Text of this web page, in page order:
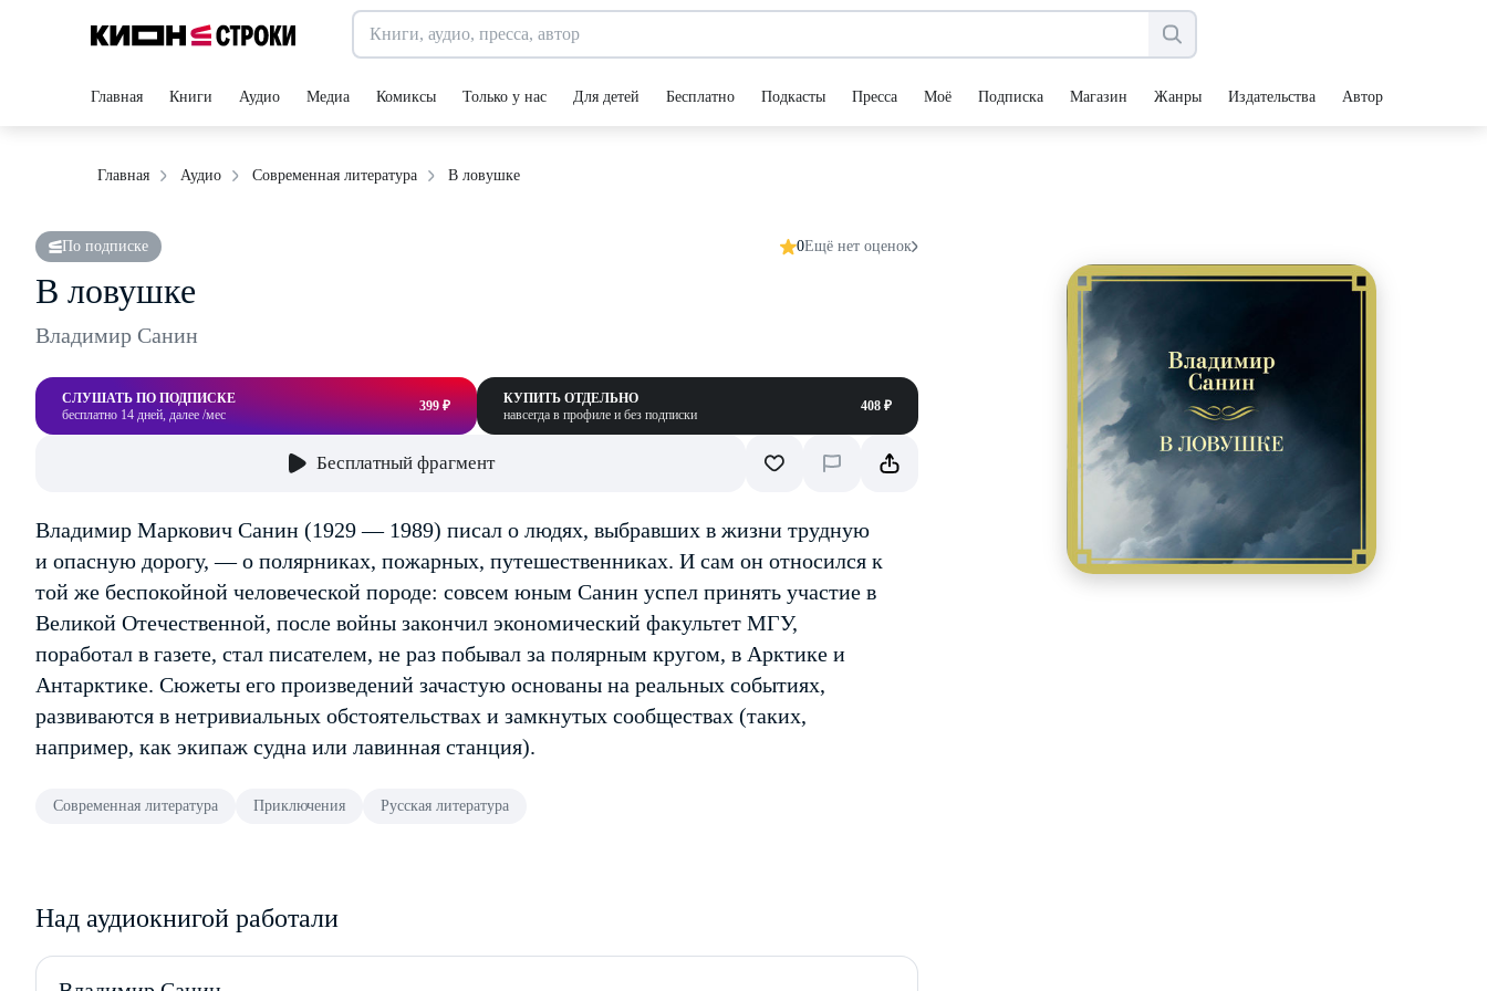
Главная Книги Аудио Медиа Комиксы Только у нас Для детей Бесплатно Подкасты Пресса Моё Подписка Магазин Жанры Издательства Авторы
Главная Аудио Современная литература В ловушке
По подписке 0Ещё нет оценок
В ловушке
Владимир Санин
СЛУШАТЬ ПО ПОДПИСКЕ
бесплатно 14 дней, далее /мес
399 ₽
КУПИТЬ ОТДЕЛЬНО
навсегда в профиле и без подписки
408 ₽
Бесплатный фрагмент
Владимир Маркович Санин (1929 — 1989) писал о людях, выбравших в жизни трудную
и опасную дорогу, — о полярниках, пожарных, путешественниках. И сам он относился к
той же беспокойной человеческой породе: совсем юным Санин успел принять участие в
Великой Отечественной, после войны закончил экономический факультет МГУ,
поработал в газете, стал писателем, не раз побывал за полярным кругом, в Арктике и
Антарктике. Сюжеты его произведений зачастую основаны на реальных событиях,
развиваются в нетривиальных обстоятельствах и замкнутых сообществах (таких,
например, как экипаж судна или лавинная станция).
Современная литература Приключения Русская литература
Над аудиокнигой работали